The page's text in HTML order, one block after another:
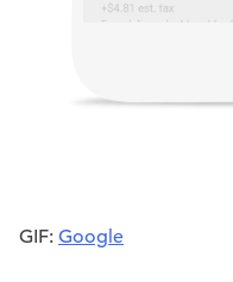
GIF: Google